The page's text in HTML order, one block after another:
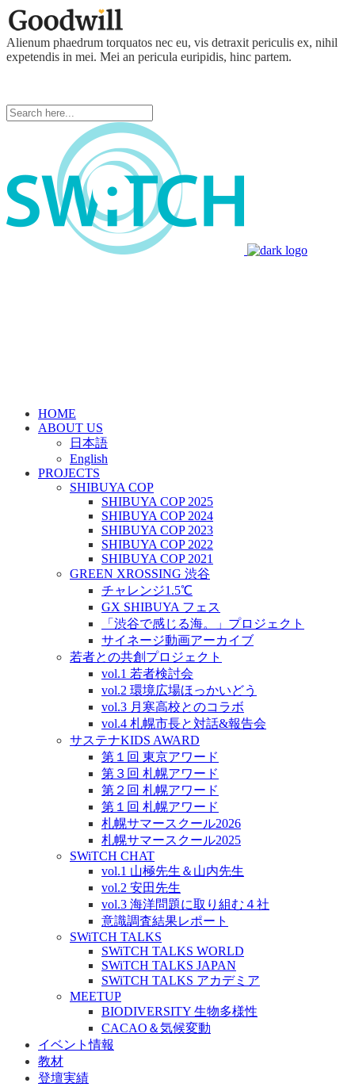
Alienum phaedrum torquatos nec eu, vis detraxit periculis ex, nihil
expetendis in mei. Mei an pericula euripidis, hinc partem.
HOME
ABOUT US
日本語
English
PROJECTS
SHIBUYA COP
SHIBUYA COP 2025
SHIBUYA COP 2024
SHIBUYA COP 2023
SHIBUYA COP 2022
SHIBUYA COP 2021
GREEN XROSSING 渋谷
チャレンジ1.5℃
GX SHIBUYA フェス
「渋谷で感じる海。」プロジェクト
サイネージ動画アーカイブ
若者との共創プロジェクト
vol.1 若者検討会
vol.2 環境広場ほっかいどう
vol.3 月寒高校とのコラボ
vol.4 札幌市長と対話&報告会
サステナKIDS AWARD
第１回 東京アワード
第３回 札幌アワード
第２回 札幌アワード
第１回 札幌アワード
札幌サマースクール2026
札幌サマースクール2025
SWiTCH CHAT
vol.1 山極先生＆山内先生
vol.2 安田先生
vol.3 海洋問題に取り組む４社
意識調査結果レポート
SWiTCH TALKS
SWiTCH TALKS WORLD
SWiTCH TALKS JAPAN
SWiTCH TALKS アカデミア
MEETUP
BIODIVERSITY 生物多様性
CACAO＆気候変動
イベント情報
教材
登壇実績